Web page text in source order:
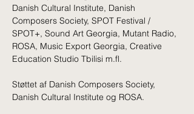
Forrige nyhed Næste nyhed
Danish Cultural Institute, Danish
Composers Society, SPOT Festival /
SPOT+, Sound Art Georgia, Mutant Radio,
ROSA, Music Export Georgia, Creative
Education Studio Tbilisi m.fl.
Støttet af Danish Composers Society,
Danish Cultural Institute og ROSA.